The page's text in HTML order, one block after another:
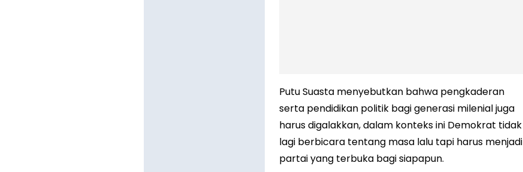
Putu Suasta menyebutkan bahwa pengkaderan
serta pendidikan politik bagi generasi milenial juga
harus digalakkan, dalam konteks ini Demokrat tidak
lagi berbicara tentang masa lalu tapi harus menjadi
partai yang terbuka bagi siapapun.